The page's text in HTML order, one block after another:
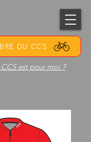
DU CCS
est pour moi ?